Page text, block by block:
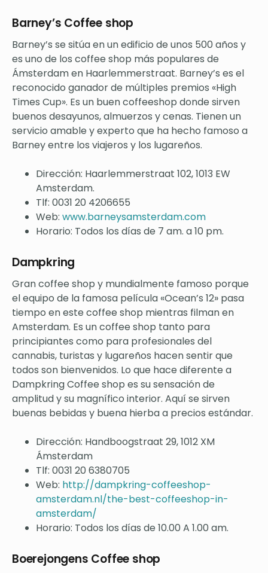
Barney’s Coffee shop
Barney’s se sitúa en un edificio de unos 500 años y
es uno de los coffee shop más populares de
Ámsterdam en Haarlemmerstraat. Barney’s es el
reconocido ganador de múltiples premios «High
Times Cup». Es un buen coffeeshop donde sirven
buenos desayunos, almuerzos y cenas. Tienen un
servicio amable y experto que ha hecho famoso a
Barney entre los viajeros y los lugareños.
Dirección: Haarlemmerstraat 102, 1013 EW
Amsterdam.
Tlf: 0031 20 4206655
Web: www.barneysamsterdam.com
Horario: Todos los días de 7 am. a 10 pm.
Dampkring
Gran coffee shop y mundialmente famoso porque
el equipo de la famosa película «Ocean’s 12» pasa
tiempo en este coffee shop mientras filman en
Amsterdam. Es un coffee shop tanto para
principiantes como para profesionales del
cannabis, turistas y lugareños hacen sentir que
todos son bienvenidos. Lo que hace diferente a
Dampkring Coffee shop es su sensación de
amplitud y su magnífico interior. Aquí se sirven
buenas bebidas y buena hierba a precios estándar.
Dirección: Handboogstraat 29, 1012 XM
Ámsterdam
Tlf: 0031 20 6380705
Web: http://dampkring-coffeeshop-
amsterdam.nl/the-best-coffeeshop-in-
amsterdam/
Horario: Todos los días de 10.00 A 1.00 am.
Boerejongens Coffee shop